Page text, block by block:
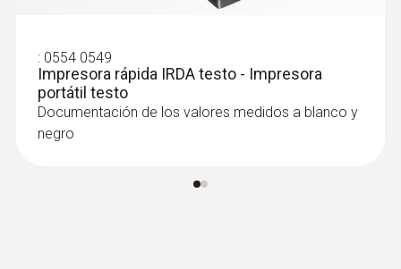
: 0554 0549
Impresora rápida IRDA testo - Impresora
portátil testo
Documentación de los valores medidos a blanco y
negro